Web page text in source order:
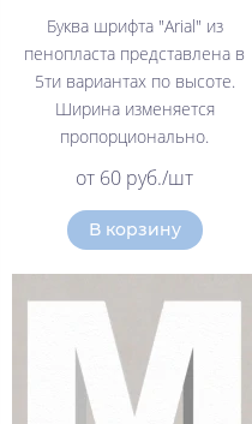
Буква шрифта "Arial" из
пенопласта представлена в
5ти вариантах по высоте.
Ширина изменяется
пропорционально.
от 60 руб./шт
В корзину